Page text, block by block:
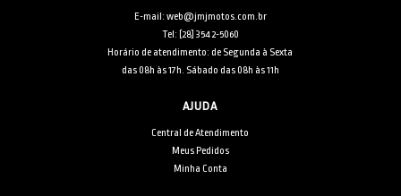
E-mail: web@jmjmotos.com.br
Tel: [28] 3542-5060
Horário de atendimento: de Segunda à Sexta
das 08h às 17h. Sábado das 08h às 11h
AJUDA
Central de Atendimento
Meus Pedidos
Minha Conta